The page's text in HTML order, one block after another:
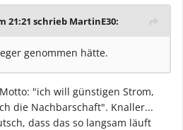
21:21 schrieb MartinE30:
genommen hätte.
"ich will günstigen Strom,
die Nachbarschaft". Knaller...
dass das so langsam läuft